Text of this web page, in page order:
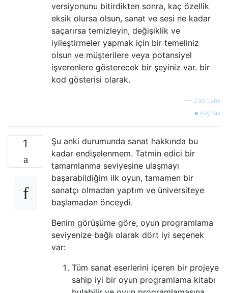
versiyonunu bitirdikten sonra, kaç özellik
eksik olursa olsun, sanat ve sesi ne kadar
saçarırsa temizleyin, değişiklik ve
iyileştirmeler yapmak için bir temeliniz
olsun ve müşterilere veya potansiyel
işverenlere gösterecek bir şeyiniz var. bir
kod gösterisi olarak.
— Zan Lynx
kaynak
1
Şu anki durumunda sanat hakkında bu
kadar endişelenmem. Tatmin edici bir
tamamlanma seviyesine ulaşmayı
başarabildiğim ilk oyun, tamamen bir
sanatçı olmadan yaptım ve üniversiteye
başlamadan önceydi.
Benim görüşüme göre, oyun programlama
seviyenize bağlı olarak dört iyi seçenek
var:
Tüm sanat eserlerini içeren bir projeye
sahip iyi bir oyun programlama kitabı